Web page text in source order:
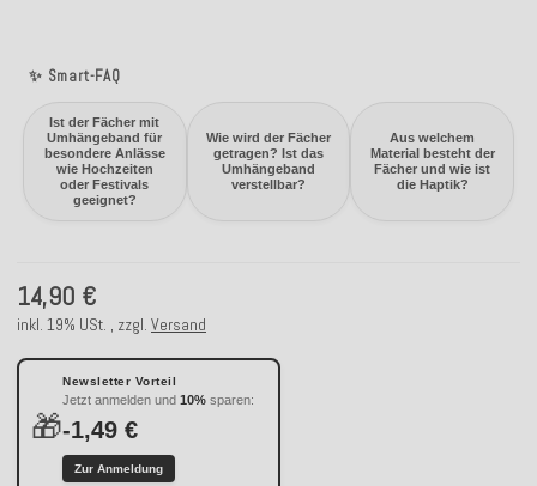
✨ Smart-FAQ
Ist der Fächer mit
Umhängeband für
besondere Anlässe
wie Hochzeiten
oder Festivals
geeignet?
Wie wird der Fächer
getragen? Ist das
Umhängeband
verstellbar?
Aus welchem
Material besteht der
Fächer und wie ist
die Haptik?
14,90 €
inkl. 19% USt. , zzgl. Versand
🎁
Newsletter Vorteil
Jetzt anmelden und 10% sparen:
-1,49 €
Zur Anmeldung